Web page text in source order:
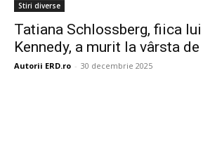
Stiri diverse
Tatiana Schlossberg, fiica lui
Kennedy, a murit la vârsta
Autorii ERD.ro - 30 decembrie 2025